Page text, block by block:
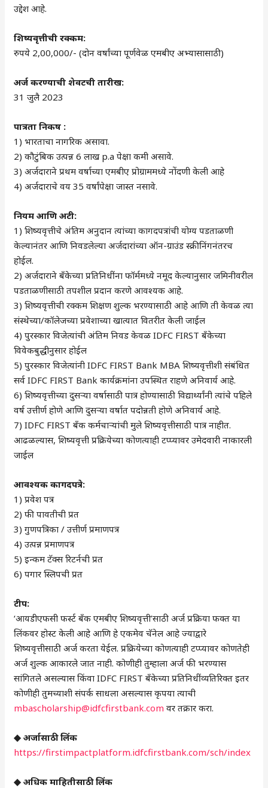
उद्देश आहे.
शिष्यवृत्तीची रक्कम:
रुपये 2,00,000/- (दोन वर्षांच्या पूर्णवेळ एमबीए अभ्यासासाठी)
अर्ज करण्याची शेवटची तारीख:
31 जुलै 2023
पात्रता निकष :
1) भारताचा नागरिक असावा.
2) कौटुंबिक उत्पन्न 6 लाख p.a पेक्षा कमी असावे.
3) अर्जदाराने प्रथम वर्षाच्या एमबीए प्रोग्राममध्ये नोंदणी केली आहे
4) अर्जदाराचे वय 35 वर्षांपेक्षा जास्त नसावे.
नियम आणि अटी:
1) शिष्यवृत्तीचे अंतिम अनुदान त्यांच्या कागदपत्रांची योग्य पडताळणी
केल्यानंतर आणि निवडलेल्या अर्जदारांच्या ऑन-ग्राउंड स्क्रीनिंगनंतरच
होईल.
2) अर्जदाराने बँकेच्या प्रतिनिधींना फॉर्ममध्ये नमूद केल्यानुसार जमिनीवरील
पडताळणीसाठी तपशील प्रदान करणे आवश्यक आहे.
3) शिष्यवृत्तीची रक्कम शिक्षण शुल्क भरण्यासाठी आहे आणि ती केवळ त्या
संस्थेच्या/कॉलेजच्या प्रवेशाच्या खात्यात वितरीत केली जाईल
4) पुरस्कार विजेत्यांची अंतिम निवड केवळ IDFC FIRST बँकेच्या
विवेकबुद्धीनुसार होईल
5) पुरस्कार विजेत्यांनी IDFC FIRST Bank MBA शिष्यवृत्तीशी संबंधित
सर्व IDFC FIRST Bank कार्यक्रमांना उपस्थित राहणे अनिवार्य आहे.
6) शिष्यवृत्तीच्या दुसऱ्या वर्षासाठी पात्र होण्यासाठी विद्यार्थ्यांनी त्यांचे पहिले
वर्ष उत्तीर्ण होणे आणि दुसऱ्या वर्षात पदोन्नती होणे अनिवार्य आहे.
7) IDFC FIRST बँक कर्मचाऱ्यांची मुले शिष्यवृत्तीसाठी पात्र नाहीत.
आढळल्यास, शिष्यवृत्ती प्रक्रियेच्या कोणत्याही टप्प्यावर उमेदवारी नाकारली
जाईल
आवश्यक कागदपत्रे:
1) प्रवेश पत्र
2) फी पावतीची प्रत
3) गुणपत्रिका / उत्तीर्ण प्रमाणपत्र
4) उत्पन्न प्रमाणपत्र
5) इन्कम टॅक्स रिटर्नची प्रत
6) पगार स्लिपची प्रत
टीप:
‘आयडीएफसी फर्स्ट बँक एमबीए शिष्यवृत्ती’साठी अर्ज प्रक्रिया फक्त या
लिंकवर होस्ट केली आहे आणि हे एकमेव चॅनेल आहे ज्याद्वारे
शिष्यवृत्तीसाठी अर्ज करता येईल. प्रक्रियेच्या कोणत्याही टप्प्यावर कोणतेही
अर्ज शुल्क आकारले जात नाही. कोणीही तुम्हाला अर्ज फी भरण्यास
सांगितले असल्यास किंवा IDFC FIRST बँकेच्या प्रतिनिधींव्यतिरिक्त इतर
कोणीही तुमच्याशी संपर्क साधला असल्यास कृपया त्याची
mbascholarship@idfcfirstbank.com वर तक्रार करा.
◆ अर्जासाठी लिंक
https://firstimpactplatform.idfcfirstbank.com/sch/index
◆ अधिक माहितीसाठी लिंक